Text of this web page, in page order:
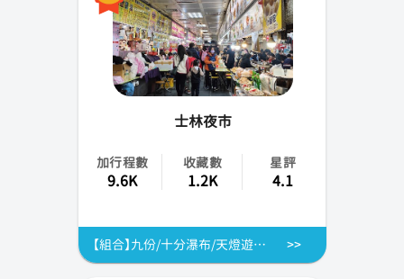
士林夜市
加行程數
9.6K
收藏數
1.2K
星評
4.1
【組合】九份/十分瀑布/天燈遊覽方案含景頂樓午餐